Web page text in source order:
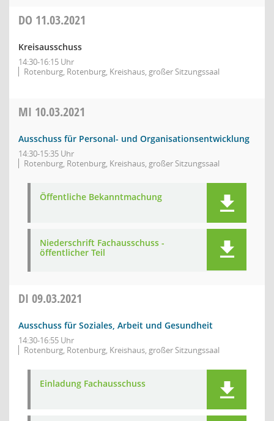
DO 11.03.2021
Kreisausschuss
14:30-16:15 Uhr
Rotenburg, Rotenburg, Kreishaus, großer Sitzungssaal
MI 10.03.2021
Ausschuss für Personal- und Organisationsentwicklung
14:30-15:35 Uhr
Rotenburg, Rotenburg, Kreishaus, großer Sitzungssaal
Öffentliche Bekanntmachung
Niederschrift Fachausschuss -
öffentlicher Teil
DI 09.03.2021
Ausschuss für Soziales, Arbeit und Gesundheit
14:30-16:55 Uhr
Rotenburg, Rotenburg, Kreishaus, großer Sitzungssaal
Einladung Fachausschuss